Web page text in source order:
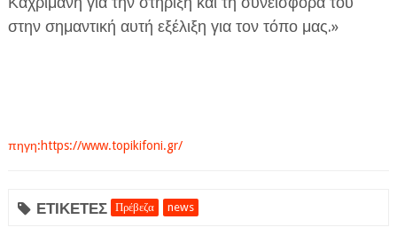
στην σημαντική αυτή εξέλιξη για τον τόπο μας.»
πηγη:https://www.topikifoni.gr/
ΕΤΙΚΕΤΕΣ Πρέβεζα news